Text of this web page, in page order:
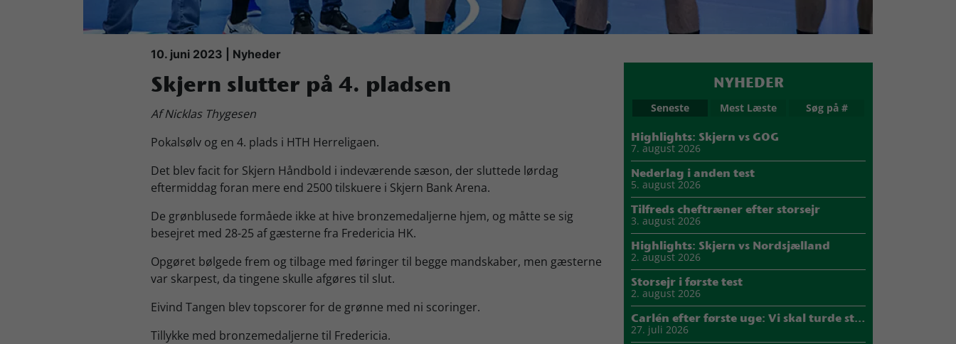
10. juni 2023 | Nyheder
Skjern slutter på 4. pladsen
Af Nicklas Thygesen
Pokalsølv og en 4. plads i HTH Herreligaen.
Det blev facit for Skjern Håndbold i indeværende sæson, der sluttede lørdag
eftermiddag foran mere end 2500 tilskuere i Skjern Bank Arena.
De grønblusede formåede ikke at hive bronzemedaljerne hjem, og måtte se sig
besejret med 28-25 af gæsterne fra Fredericia HK.
Opgøret bølgede frem og tilbage med føringer til begge mandskaber, men gæsterne
var skarpest, da tingene skulle afgøres til slut.
Eivind Tangen blev topscorer for de grønne med ni scoringer.
Tillykke med bronzemedaljerne til Fredericia.
NYHEDER
Seneste Mest Læste Søg på #
Highlights: Skjern vs GOG
7. august 2026
Nederlag i anden test
5. august 2026
Tilfreds cheftræner efter storsejr
3. august 2026
Highlights: Skjern vs Nordsjælland
2. august 2026
Storsejr i første test
2. august 2026
Carlén efter første uge: Vi skal turde stille krav til hinanden
27. juli 2026